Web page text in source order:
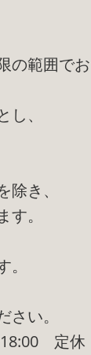
の範囲でお
、
き、
。
い。
18:00 定休